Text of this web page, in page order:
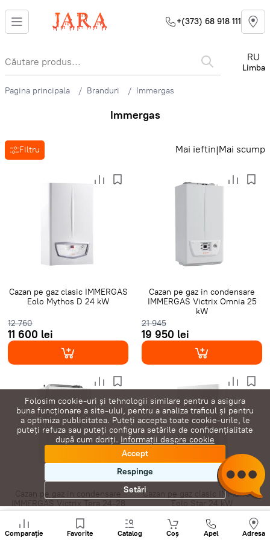
+(373) 68 918 111
RU
Limba
Pagina principala Branduri Immergas
Immergas
Filtru Mai ieftin|Mai scump
Cazan pe gaz clasic IMMERGAS
Eolo Mythos D 24 kW
12 760
11 600 lei
Cazan pe gaz in condensare
IMMERGAS Victrix Omnia 25
kW
21 945
19 950 lei
Cazan pe gaz in condensare
IMMERGAS Victrix Tera 24-28
kW
25 146
22 860 lei
Cazan pe gaz clasic IMMERGAS
Eolo Star 24 kW
13 600 lei
Comparație Favorite Catalog Coș Apel Adresa
Sunați
+
Folosim cookie-uri și tehnologii similare pentru a asigura
buna funcționare a site-ului, pentru a analiza traficul și pentru
a optimiza publicitatea. Puteți accepta toate cookie-urile, le
puteți refuza sau puteți configura setările de confidențialitate
după cum doriți. Informații despre cookie
Accept
Respinge
Setări